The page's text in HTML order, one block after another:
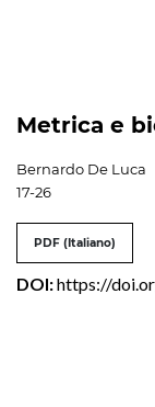
Metrica e
Bernardo De Luca
17-26
PDF (Italiano)
DOI:https://